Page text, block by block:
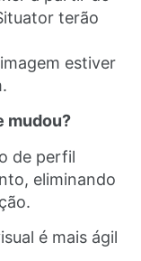
terão
estiver
mudou?
de perfil
eliminando
é mais ágil